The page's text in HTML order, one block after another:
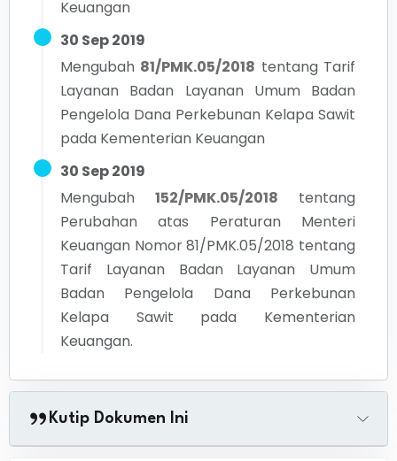
Keuangan
30 Sep 2019
Mengubah 81/PMK.05/2018 tentang Tarif
Layanan Badan Layanan Umum Badan
Pengelola Dana Perkebunan Kelapa Sawit
pada Kementerian Keuangan
30 Sep 2019
Mengubah
152/PMK.05/2018
tentang
Perubahan atas Peraturan Menteri
Keuangan Nomor 81/PMK.05/2018 tentang
Tarif Layanan Badan Layanan Umum
Badan Pengelola Dana Perkebunan
Kelapa Sawit pada Kementerian
Keuangan.
Kutip Dokumen Ini